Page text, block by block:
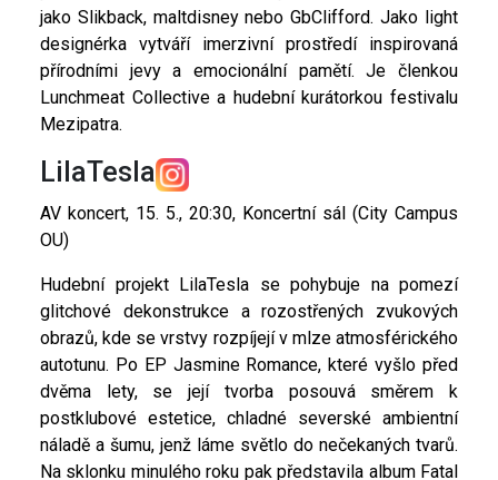
jako Slikback, maltdisney nebo GbClifford. Jako light
designérka vytváří imerzivní prostředí inspirovaná
přírodními jevy a emocionální pamětí. Je členkou
Lunchmeat Collective a hudební kurátorkou festivalu
Mezipatra.
LilaTesla
AV koncert, 15. 5., 20:30, Koncertní sál (City Campus
OU)
Hudební projekt LilaTesla se pohybuje na pomezí
glitchové dekonstrukce a rozostřených zvukových
obrazů, kde se vrstvy rozpíjejí v mlze atmosférického
autotunu. Po EP Jasmine Romance, které vyšlo před
dvěma lety, se její tvorba posouvá směrem k
postklubové estetice, chladné severské ambientní
náladě a šumu, jenž láme světlo do nečekaných tvarů.
Na sklonku minulého roku pak představila album Fatal